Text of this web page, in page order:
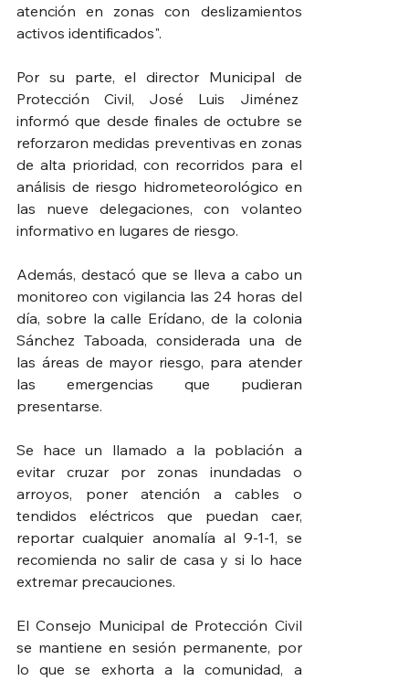
atención en zonas con deslizamientos
activos identificados".
Por su parte, el director Municipal de
Protección Civil, José Luis Jiménez
informó que desde finales de octubre se
reforzaron medidas preventivas en zonas
de alta prioridad, con recorridos para el
análisis de riesgo hidrometeorológico en
las nueve delegaciones, con volanteo
informativo en lugares de riesgo.
Además, destacó que se lleva a cabo un
monitoreo con vigilancia las 24 horas del
día, sobre la calle Erídano, de la colonia
Sánchez Taboada, considerada una de
las áreas de mayor riesgo, para atender
las emergencias que pudieran
presentarse.
Se hace un llamado a la población a
evitar cruzar por zonas inundadas o
arroyos, poner atención a cables o
tendidos eléctricos que puedan caer,
reportar cualquier anomalía al 9-1-1, se
recomienda no salir de casa y si lo hace
extremar precauciones.
El Consejo Municipal de Protección Civil
se mantiene en sesión permanente, por
lo que se exhorta a la comunidad, a